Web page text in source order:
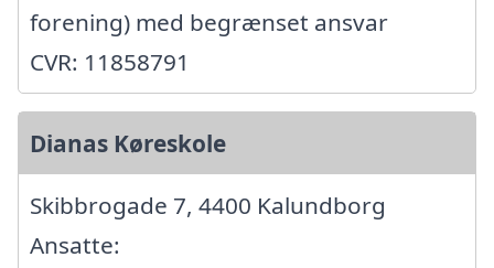
forening) med begrænset ansvar
CVR: 11858791
Dianas Køreskole
Skibbrogade 7, 4400 Kalundborg
Ansatte: